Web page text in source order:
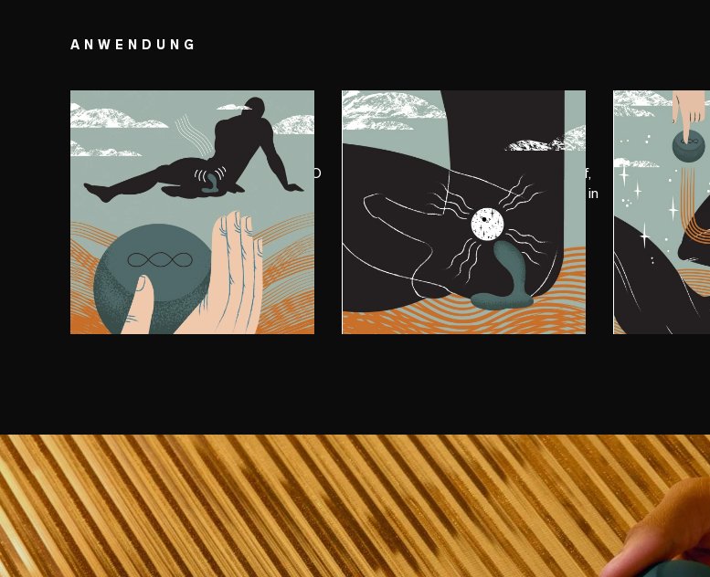
ANWENDUNG
Vorbereiten
Gib eine großzügige Menge LELO
Personal Moisturizer auf deinen
HUGO™ 2 Remote und mach es
dir bequem.
SCHRITT 2
Entdecken
Führe ihn ein und atme dabei tief,
bis du spürst, dass er angenehm in
dir sitzt. Dann schalte ihn ein.
Wechsle
du die
gefunden
längeren